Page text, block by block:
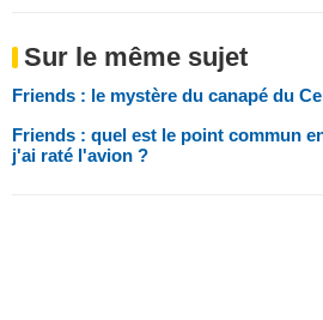
Sur le même sujet
Friends : le mystère du canapé du
Friends : quel est le point commun
j'ai raté l'avion ?